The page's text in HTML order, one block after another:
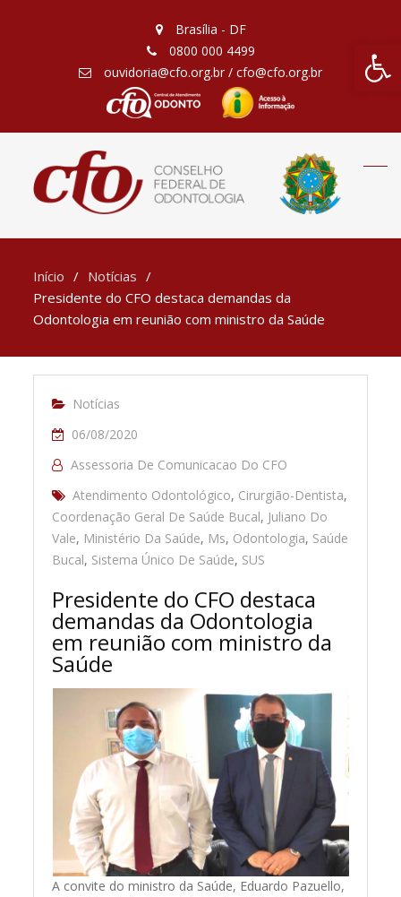
Barra
Brasília - DF
0800 000 4499
ouvidoria@cfo.org.br / cfo@cfo.org.br
Início
Notícias
Presidente do CFO destaca demandas da
Odontologia em reunião com ministro da Saúde
Notícias
06/08/2020
Assessoria De Comunicacao Do CFO
Atendimento Odontológico, Cirurgião-Dentista,
Coordenação Geral De Saúde Bucal, Juliano Do
Vale, Ministério Da Saúde, Ms, Odontologia, Saúde
Bucal, Sistema Único De Saúde, SUS
Presidente do CFO destaca
demandas da Odontologia
em reunião com ministro da
Saúde
A convite do ministro da Saúde, Eduardo Pazuello,